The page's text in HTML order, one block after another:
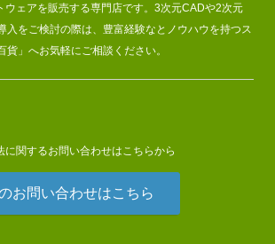
ウェアを販売する専門店です。3次元CADや2次元
入をご検討の際は、豊富経験なとノウハウを持つス
貨」へお気軽にご相談ください。
に関するお問い合わせはこちらから
お問い合わせはこちら